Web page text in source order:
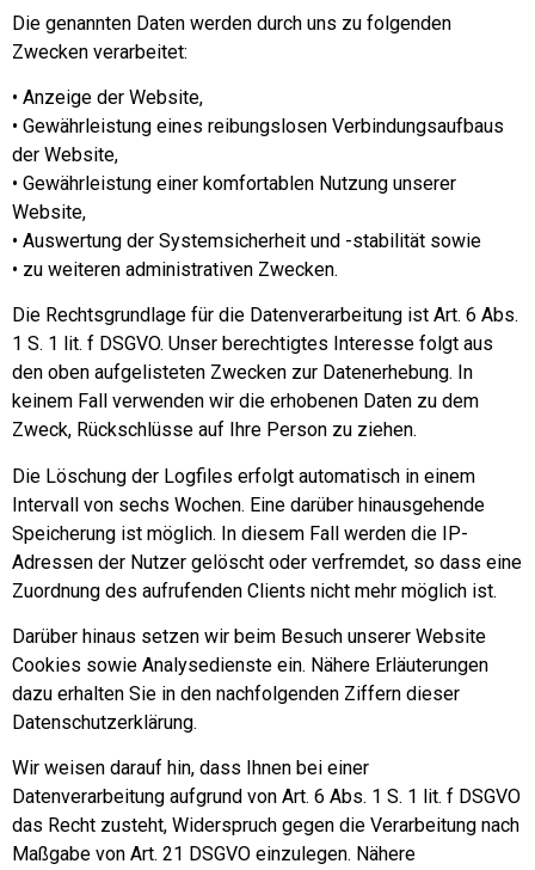
Die genannten Daten werden durch uns zu folgenden
Zwecken verarbeitet:
• Anzeige der Website,
• Gewährleistung eines reibungslosen Verbindungsaufbaus
der Website,
• Gewährleistung einer komfortablen Nutzung unserer
Website,
• Auswertung der Systemsicherheit und -stabilität sowie
• zu weiteren administrativen Zwecken.
Die Rechtsgrundlage für die Datenverarbeitung ist Art. 6 Abs.
1 S. 1 lit. f DSGVO. Unser berechtigtes Interesse folgt aus
den oben aufgelisteten Zwecken zur Datenerhebung. In
keinem Fall verwenden wir die erhobenen Daten zu dem
Zweck, Rückschlüsse auf Ihre Person zu ziehen.
Die Löschung der Logfiles erfolgt automatisch in einem
Intervall von sechs Wochen. Eine darüber hinausgehende
Speicherung ist möglich. In diesem Fall werden die IP-
Adressen der Nutzer gelöscht oder verfremdet, so dass eine
Zuordnung des aufrufenden Clients nicht mehr möglich ist.
Darüber hinaus setzen wir beim Besuch unserer Website
Cookies sowie Analysedienste ein. Nähere Erläuterungen
dazu erhalten Sie in den nachfolgenden Ziffern dieser
Datenschutzerklärung.
Wir weisen darauf hin, dass Ihnen bei einer
Datenverarbeitung aufgrund von Art. 6 Abs. 1 S. 1 lit. f DSGVO
das Recht zusteht, Widerspruch gegen die Verarbeitung nach
Maßgabe von Art. 21 DSGVO einzulegen. Nähere